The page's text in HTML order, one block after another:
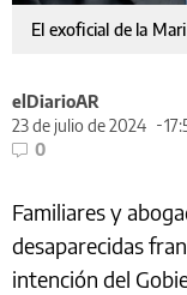
El exoficial de la
elDiarioAR
23 de julio de 2024
0
Familiares y
desaparecidas
intención del